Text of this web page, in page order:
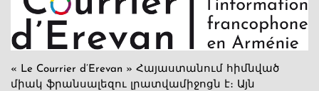
« Le Courrier d’Erevan » Հայաստանում հիմնված
միակ ֆրանսալեզու լրատվամիջոցն է։ Այն